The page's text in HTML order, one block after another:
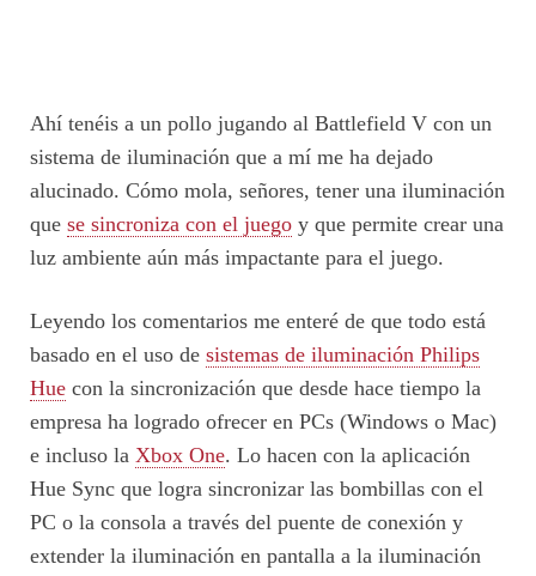
Ahí tenéis a un pollo jugando al Battlefield V con un
sistema de iluminación que a mí me ha dejado
alucinado. Cómo mola, señores, tener una iluminación
que se sincroniza con el juego y que permite crear una
luz ambiente aún más impactante para el juego.
Leyendo los comentarios me enteré de que todo está
basado en el uso de sistemas de iluminación Philips
Hue con la sincronización que desde hace tiempo la
empresa ha logrado ofrecer en PCs (Windows o Mac)
e incluso la Xbox One. Lo hacen con la aplicación
Hue Sync que logra sincronizar las bombillas con el
PC o la consola a través del puente de conexión y
extender la iluminación en pantalla a la iluminación